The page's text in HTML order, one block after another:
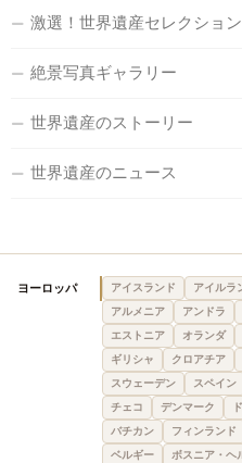
激選！世界遺産セレクション
絶景写真ギャラリー
世界遺産のストーリー
世界遺産のニュース
ヨーロッパ アイスランド アイルラ
アルメニア
アンドラ
エストニア
オランダ
ギリシャ
クロアチア
スウェーデン
スペイン
チェコ
デンマーク
バチカン
フィンランド
ベルギー
ボスニア・ヘ